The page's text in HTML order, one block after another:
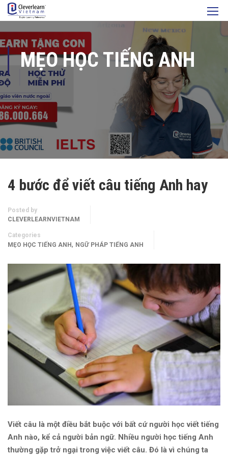
MẸO HỌC TIẾNG ANH
4 bước để viết câu tiếng Anh hay
Posted by
CLEVERLEARNVIETNAM
Categories
MẸO HỌC TIẾNG ANH, NGỮ PHÁP TIẾNG ANH
Viết câu là một điều bắt buộc với bất cứ người học viết tiếng
Anh nào, kể cả người bản ngữ. Nhiều người học tiếng Anh
thường gặp trở ngại trong việc viết câu. Đó là vì chúng ta